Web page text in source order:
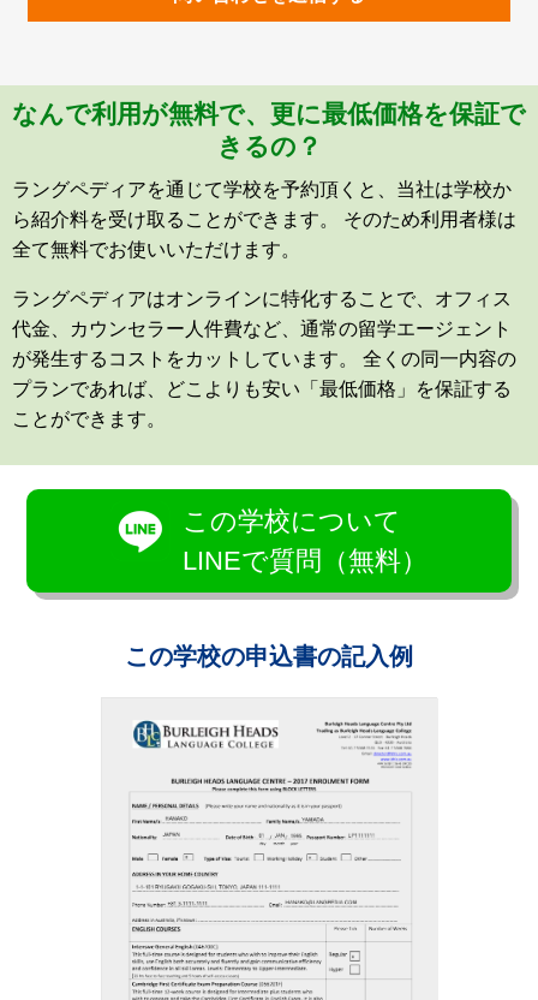
なんで利用が無料で、更に最低価格を保証で
きるの？
ラングペディアを通じて学校を予約頂くと、当社は学校か
ら紹介料を受け取ることができます。 そのため利用者様は
全て無料でお使いいただけます。
ラングペディアはオンラインに特化することで、オフィス
代金、カウンセラー人件費など、通常の留学エージェント
が発生するコストをカットしています。 全くの同一内容の
プランであれば、どこよりも安い「最低価格」を保証する
ことができます。
この学校について
LINEで質問（無料）
この学校の申込書の記入例